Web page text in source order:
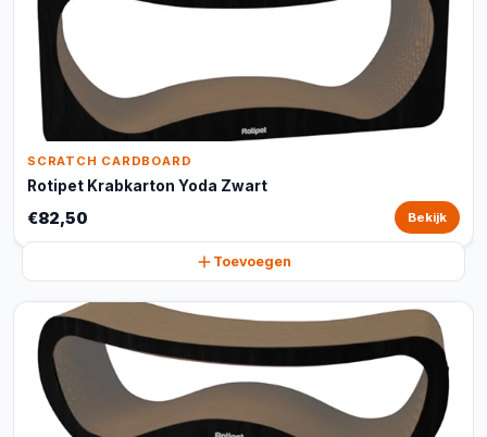
SCRATCH CARDBOARD
Rotipet Krabkarton Yoda Zwart
€82,50 Bekijk
Toevoegen